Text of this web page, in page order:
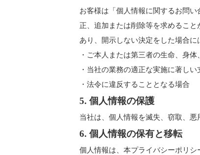
お客様は「個人情報に関するお問
正、追加または削除等を求めるこ
あり、開示しない決定をした場合に
・ご本人または第三者の生命、身
・当社の業務の適正な実施に著し
・法令に違反することとなる場合
5. 個人情報の保護
当社は、個人情報を滅失、窃取、
6. 個人情報の保有と移転
個人情報は、本プライバシーポリ